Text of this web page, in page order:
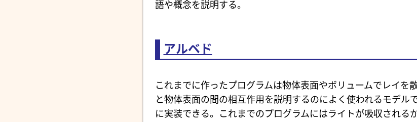
語や概念を説明する。
アルベド
これまでに作ったプログラムは物体表面やボリュームでレイを
と物体表面の間の相互作用を説明するのによく使われるモデル
に実装できる。これまでのプログラムにはライトが吸収される